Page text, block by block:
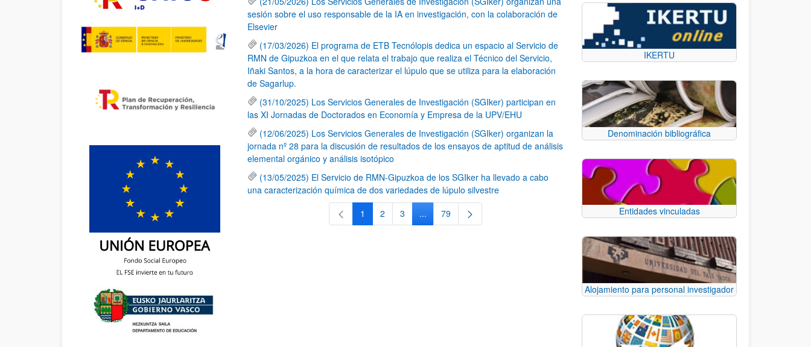
sesión sobre el uso responsable de la IA en investigación, con la colaboración de
Elsevier
(17/03/2026) El programa de ETB Tecnólopis dedica un espacio al Servicio de
RMN de Gipuzkoa en el que relata el trabajo que realiza el Técnico del Servicio,
Iñaki Santos, a la hora de caracterizar el lúpulo que se utiliza para la elaboración
de Sagarlup.
(31/10/2025) Los Servicios Generales de Investigación (SGIker) participan en
las XI Jornadas de Doctorados en Economía y Empresa de la UPV/EHU
(12/06/2025) Los Servicios Generales de Investigación (SGIker) organizan la
jornada nº 28 para la discusión de resultados de los ensayos de aptitud de análisis
elemental orgánico y análisis isotópico
(13/05/2025) El Servicio de RMN-Gipuzkoa de los SGIker ha llevado a cabo
una caracterización química de dos variedades de lúpulo silvestre
Página
1 Página
2 Página
3 ...Páginas intermedias Use TAB para desplazarse.
Página
79
IKERTU
Denominación bibliográfica
Entidades vinculadas
Alojamiento para personal investigador